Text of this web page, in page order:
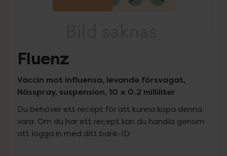
Fluenz
Vaccin mot influensa, levande försvagat,
Nässpray, suspension, 10 x 0.2 milliliter
Du behöver ett recept för att kunna köpa denna
vara. Om du har ett recept kan du handla genom
att logga in med ditt bank-ID.